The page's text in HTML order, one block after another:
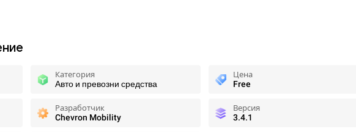
Категория
Авто и превозни средства
Цена
Free
Разработчик
Chevron Mobility
Версия
3.4.1